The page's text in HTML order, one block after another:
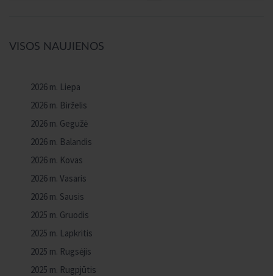
VISOS NAUJIENOS
2026 m. Liepa
2026 m. Birželis
2026 m. Gegužė
2026 m. Balandis
2026 m. Kovas
2026 m. Vasaris
2026 m. Sausis
2025 m. Gruodis
2025 m. Lapkritis
2025 m. Rugsėjis
2025 m. Rugpjūtis